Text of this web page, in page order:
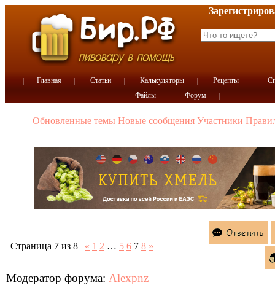
Главная Статьи Калькуляторы Рецепты
Файлы
Форум
Обновленные темы Новые сообщения Участники
Страница 7 из 8 « 1 2 … 5 6 7 8 »
Модератор форума: Alexpnz